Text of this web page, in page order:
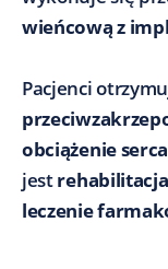
wieńcową z
Pacjenci
obciążenie serca
jest
leczenie